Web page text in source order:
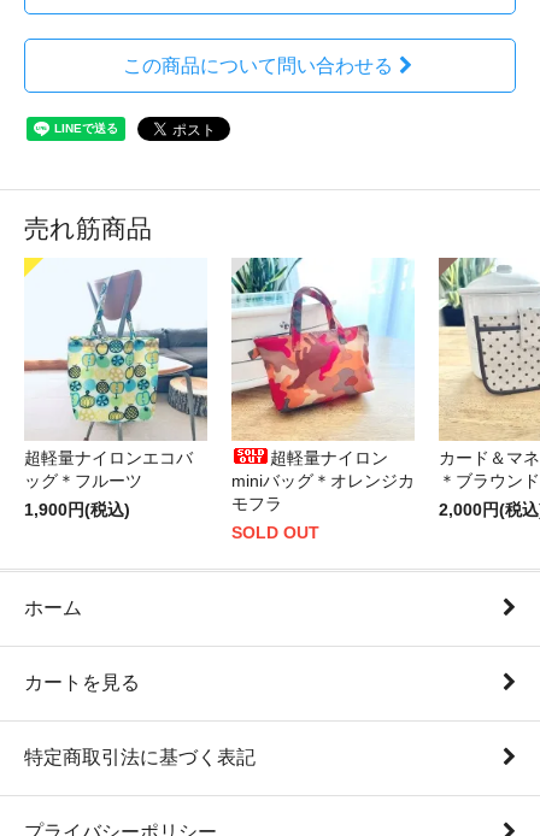
この商品について問い合わせる
売れ筋商品
超軽量ナイロンエコバ
ッグ＊フルーツ
1,900円(税込)
超軽量ナイロン
miniバッグ＊オレンジカ
モフラ
SOLD OUT
カード＆マ
＊ブラウン
2,000円(税
ホーム
カートを見る
特定商取引法に基づく表記